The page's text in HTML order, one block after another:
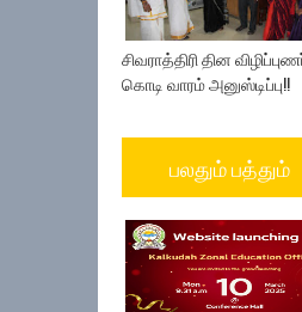
சிவராத்திரி தின
கொடி வாரம் அனுஸ்டிப்பு!!
பலதும் பத்தும்